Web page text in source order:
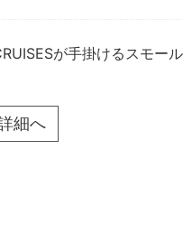
が手掛けるスモー
細へ